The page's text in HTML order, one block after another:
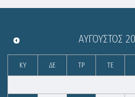
ΑΎΓΟΥΣΤΟΣ
ΚΥ ΔΕ ΤΡ ΤΕ